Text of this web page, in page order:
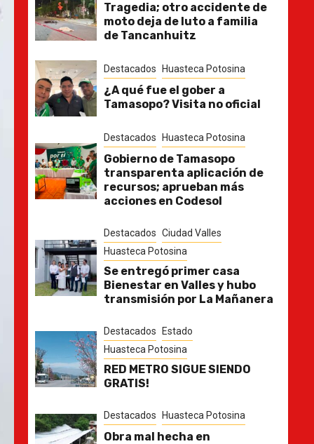
Tragedia; otro accidente de
moto deja de luto a familia
de Tancanhuitz
Destacados Huasteca Potosina
¿A qué fue el gober a
Tamasopo? Visita no oficial
Destacados Huasteca Potosina
Gobierno de Tamasopo
transparenta aplicación de
recursos; aprueban más
acciones en Codesol
Destacados Ciudad Valles
Huasteca Potosina
Se entregó primer casa
Bienestar en Valles y hubo
transmisión por La Mañanera
Destacados
Estado
Huasteca Potosina
RED METRO SIGUE SIENDO
GRATIS!
Destacados Huasteca Potosina
Obra mal hecha en